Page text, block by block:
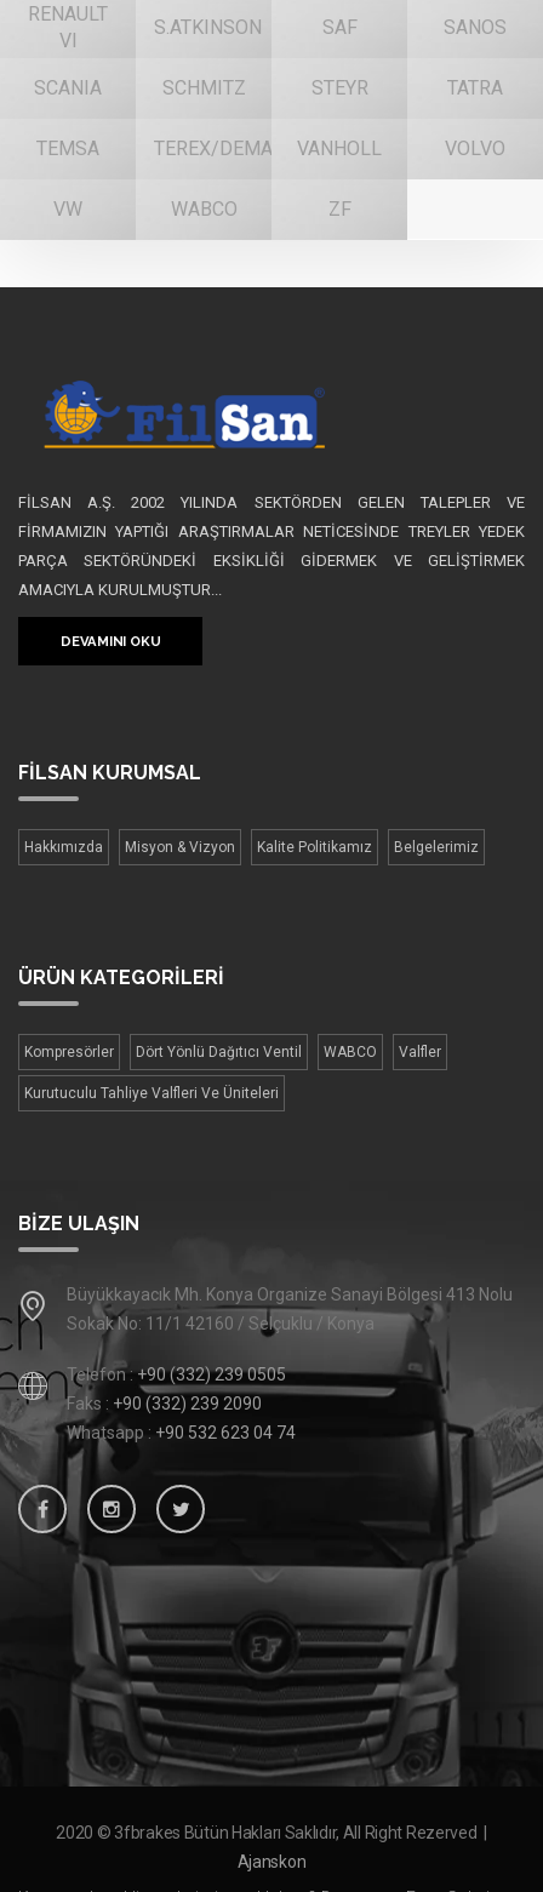
RENAULT
VI
S.ATKINSON SAF SANOS
SCANIA SCHMITZ STEYR TATRA
TEMSA TEREX/DEMAG VANHOLL VOLVO
VW WABCO ZF
FİLSAN A.Ş. 2002 YILINDA SEKTÖRDEN GELEN TALEPLER VE
FİRMAMIZIN YAPTIĞI ARAŞTIRMALAR NETİCESİNDE TREYLER YEDEK
PARÇA SEKTÖRÜNDEKİ EKSİKLİĞİ GİDERMEK VE GELİŞTİRMEK
AMACIYLA KURULMUŞTUR...
DEVAMINI OKU
FİLSAN KURUMSAL
Hakkımızda Misyon & Vizyon Kalite Politikamız Belgelerimiz
ÜRÜN KATEGORİLERİ
Kompresörler Dört Yönlü Dağıtıcı Ventil WABCO Valfler
Kurutuculu Tahliye Valfleri Ve Üniteleri
BIZE ULAŞIN
Büyükkayacık Mh. Konya Organize Sanayi Bölgesi 413 Nolu
Sokak No: 11/1 42160 / Selçuklu / Konya
Telefon :+90 (332) 239 0505
Faks : +90 (332) 239 2090
Whatsapp : +90 532 623 04 74
2020 © 3fbrakes Bütün Hakları Saklıdır, All Right Rezerved |
Ajanskon